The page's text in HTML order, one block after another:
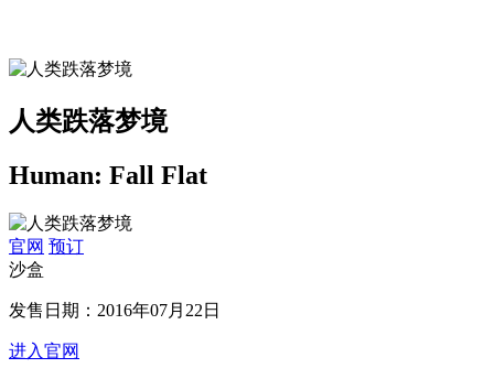
人类跌落梦境
Human: Fall Flat
官网 预订
沙盒
发售日期：2016年07月22日
进入官网